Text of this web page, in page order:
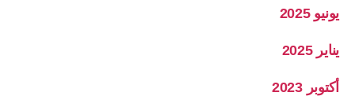
يونيو 2025
يناير 2025
أكتوبر 2023